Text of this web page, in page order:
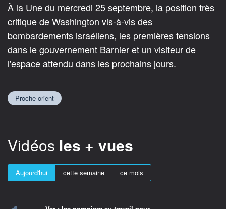
À la Une du mercredi 25 septembre, la position très
critique de Washington vis-à-vis des
bombardements israéliens, les premières tensions
dans le gouvernement Barnier et un visiteur de
l'espace attendu dans les prochains jours.
Proche orient
Vidéos les + vues
Aujourd'hui cette semaine ce mois